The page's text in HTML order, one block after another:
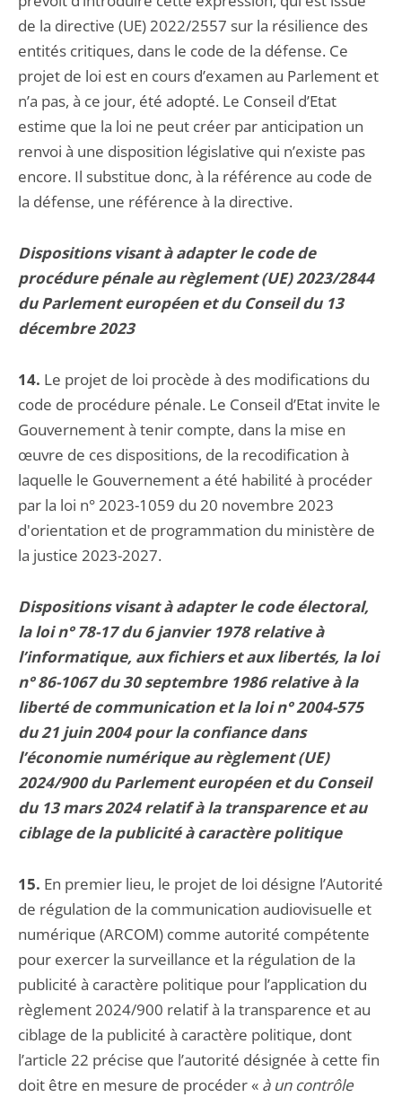
de la directive (UE) 2022/2557 sur la résilience des
entités critiques, dans le code de la défense. Ce
projet de loi est en cours d’examen au Parlement et
n’a pas, à ce jour, été adopté. Le Conseil d’Etat
estime que la loi ne peut créer par anticipation un
renvoi à une disposition législative qui n’existe pas
encore. Il substitue donc, à la référence au code de
la défense, une référence à la directive.
Dispositions visant à adapter le code de
procédure pénale au règlement (UE) 2023/2844
du Parlement européen et du Conseil du 13
décembre 2023
14. Le projet de loi procède à des modifications du
code de procédure pénale. Le Conseil d’Etat invite le
Gouvernement à tenir compte, dans la mise en
œuvre de ces dispositions, de la recodification à
laquelle le Gouvernement a été habilité à procéder
par la loi n° 2023-1059 du 20 novembre 2023
d'orientation et de programmation du ministère de
la justice 2023-2027.
Dispositions visant à adapter le code électoral,
la loi n° 78-17 du 6 janvier 1978 relative à
l’informatique, aux fichiers et aux libertés, la loi
n° 86-1067 du 30 septembre 1986 relative à la
liberté de communication et la loi n° 2004-575
du 21 juin 2004 pour la confiance dans
l’économie numérique au règlement (UE)
2024/900 du Parlement européen et du Conseil
du 13 mars 2024 relatif à la transparence et au
ciblage de la publicité à caractère politique
15. En premier lieu, le projet de loi désigne l’Autorité
de régulation de la communication audiovisuelle et
numérique (ARCOM) comme autorité compétente
pour exercer la surveillance et la régulation de la
publicité à caractère politique pour l’application du
règlement 2024/900 relatif à la transparence et au
ciblage de la publicité à caractère politique, dont
l’article 22 précise que l’autorité désignée à cette fin
doit être en mesure de procéder « à un contrôle